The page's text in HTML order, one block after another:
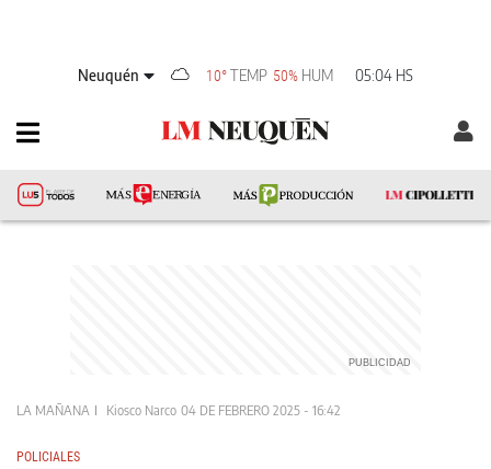
Neuquén 10° TEMP 50% HUM 05:04 HS
LA MAÑANA Kiosco Narco 04 DE FEBRERO 2025 - 16:42
POLICIALES